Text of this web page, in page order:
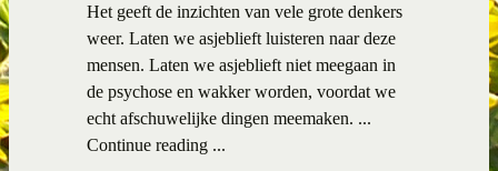
Het geeft de inzichten van vele grote denkers
weer. Laten we asjeblieft luisteren naar deze
mensen. Laten we asjeblieft niet meegaan in
de psychose en wakker worden, voordat we
echt afschuwelijke dingen meemaken. ...
Continue reading ...